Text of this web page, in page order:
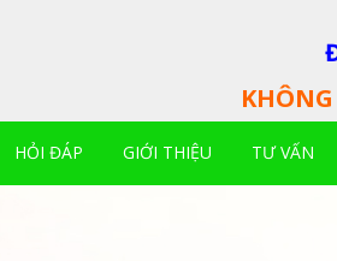
HỎI ĐÁP GIỚI THIỆU TƯ VẤN